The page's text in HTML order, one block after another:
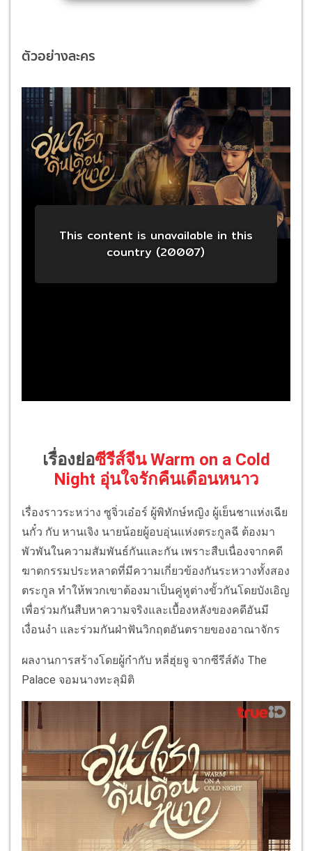
ตัวอย่างละคร
เรื่องย่อซีรีส์จีน Warm on a Cold
Night อุ่นใจรักคืนเดือนหนาว
เรื่องราวระหว่าง ซูจิ่วเอ๋อร์ ผู้พิทักษ์หญิง ผู้เย็นชาแห่งเฉีย
นกั๋ว กับ หานเจิง นายน้อยผู้อบอุ่นแห่งตระกูลฉี ต้องมา
พัวพันในความสัมพันธ์กันและกัน เพราะสืบเนื่องจากคดี
ฆาตกรรมประหลาดที่มีความเกี่ยวข้องกันระหวางทั้งสอง
ตระกูล ทำให้พวกเขาต้องมาเป็นคู่หูต่างขั้วกันโดยบังเอิญ
เพื่อร่วมกันสืบหาความจริงและเบื้องหลังของคดีอันมี
เงื่อนงำ และร่วมกันฝ่าฟันวิกฤตอันตรายของอาณาจักร
ผลงานการสร้างโดยผู้กำกับ หลี่ฮุ่ยจู จากซีรีส์ดัง The
Palace จอมนางทะลุมิติ